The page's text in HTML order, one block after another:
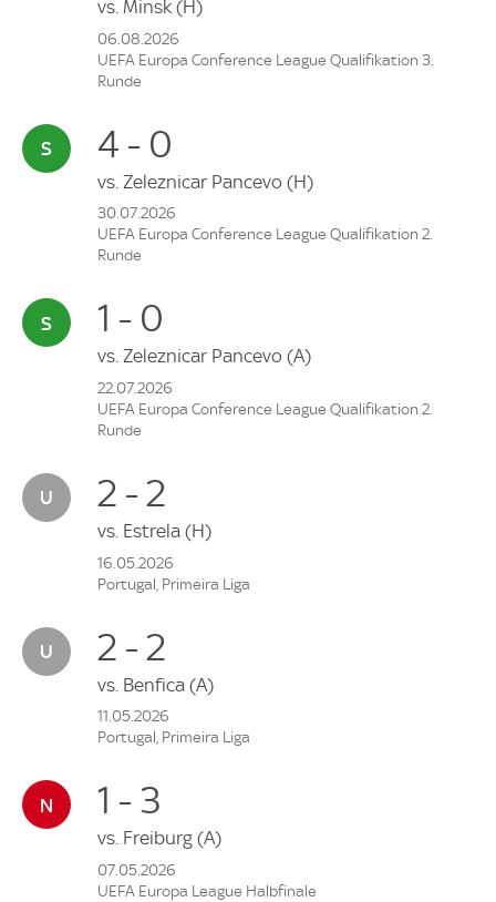
vs. Minsk (H)
06.08.2026
UEFA Europa Conference League Qualifikation 3.
Runde
4 - 0
vs. Zeleznicar Pancevo (H)
30.07.2026
UEFA Europa Conference League Qualifikation 2.
Runde
1 - 0
vs. Zeleznicar Pancevo (A)
22.07.2026
UEFA Europa Conference League Qualifikation 2.
Runde
2 - 2
vs. Estrela (H)
16.05.2026
Portugal, Primeira Liga
2 - 2
vs. Benfica (A)
11.05.2026
Portugal, Primeira Liga
1 - 3
vs. Freiburg (A)
07.05.2026
UEFA Europa League Halbfinale